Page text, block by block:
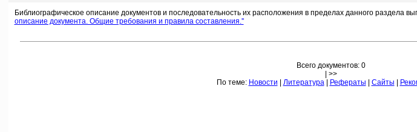
Библиографическое описание документов и последовательность их расположения в пределах данного раздела
описание документа. Общие требования и правила составления.''
Всего документов: 0
| >>
По теме: Новости Литература| Рефераты Сайты